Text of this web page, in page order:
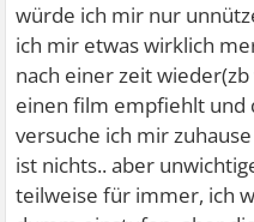
würde ich mir nur
ich mir etwas wirklich
nach einer zeit
einen film empfiehlt und
versuche ich mir
ist nichts.. aber
teilweise für immer, ich